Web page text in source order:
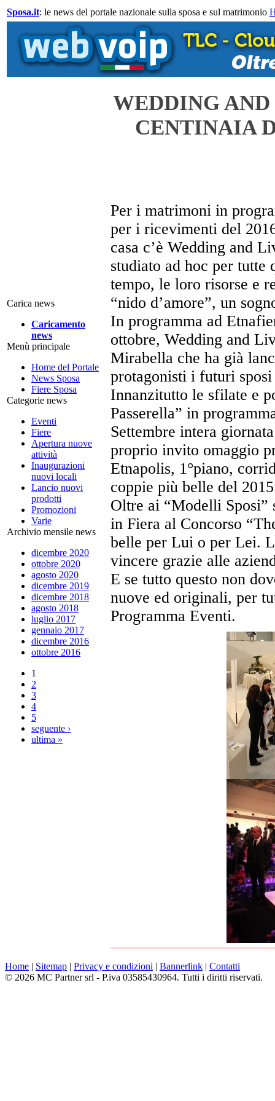
Sposa.it: le news del portale nazionale sulla sposa e sul matrimonio
Carica news
Caricamento
news
Menù principale
Home del Portale
News Sposa
Fiere Sposa
Categorie news
Eventi
Fiere
Apertura nuove
attività
Inaugurazioni
nuovi locali
Lancio nuovi
prodotti
Promozioni
Varie
Archivio mensile news
dicembre 2020
ottobre 2020
agosto 2020
dicembre 2019
dicembre 2018
agosto 2018
luglio 2017
gennaio 2017
dicembre 2016
ottobre 2016
1
2
3
4
5
seguente ›
ultima »
WEDDING
CENTINAIA
Per i matrimoni in
per i ricevimenti del
casa c’è Wedding and
studiato ad hoc per
tempo, le loro risorse e
“nido d’amore”, un
In programma ad
ottobre, Wedding and
Mirabella che ha già
protagonisti i futuri
Innanzitutto le sfilate e
Passerella” in
Settembre intera
proprio invito omaggio
Etnapolis, 1°piano,
coppie più belle del
Oltre ai “Modelli Sposi”
in Fiera al Concorso
belle per Lui o per Lei.
vincere grazie alle
E se tutto questo non
nuove ed originali, per
Programma Eventi.
Home | Sitemap | Privacy e condizioni | Bannerlink | Contatti
© 2026 MC Partner srl - P.iva 03585430964. Tutti i diritti riservati.